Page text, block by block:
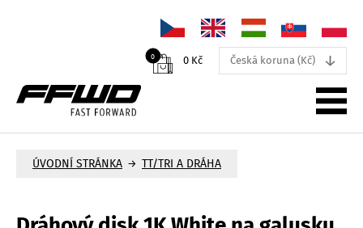
0 0 Kč Česká koruna (Kč) ↓
PRODUKTY
ÚVODNÍ STRÁNKA → TT/TRI A DRÁHA